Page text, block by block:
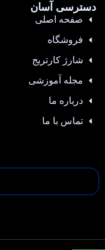
دسترسی آسان
صفحه اصلی
فروشگاه
شارژ کارتریج
مجله آموزشی
درباره ما
تماس با ما